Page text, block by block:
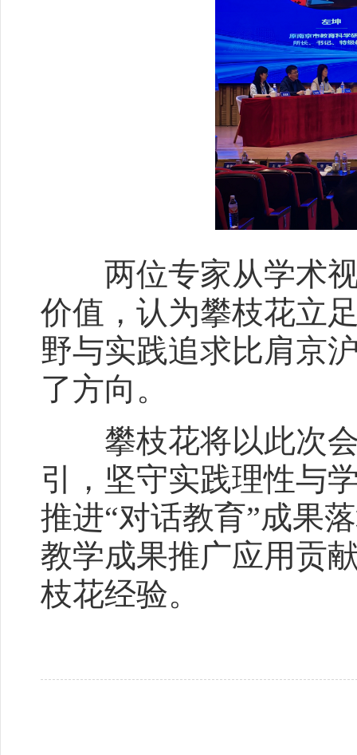
两位专家从学术视
价值，认为攀枝花立
野与实践追求比肩京
了方向。
攀枝花将以此次会
引，坚守实践理性与
推进“对话教育”成果
教学成果推广应用贡
枝花经验。